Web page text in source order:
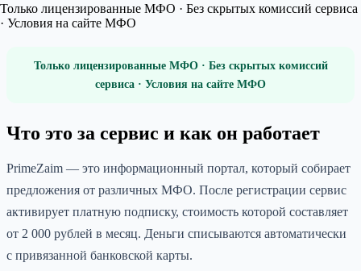
Только лицензированные МФО · Без скрытых комиссий сервиса
· Условия на сайте МФО
Только лицензированные МФО · Без скрытых комиссий
сервиса · Условия на сайте МФО
Что это за сервис и как он работает
PrimeZaim — это информационный портал, который собирает
предложения от различных МФО. После регистрации сервис
активирует платную подписку, стоимость которой составляет
от 2 000 рублей в месяц. Деньги списываются автоматически
с привязанной банковской карты.